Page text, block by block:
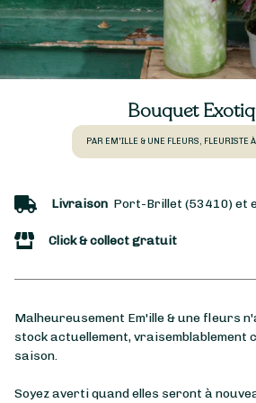
Bouquet
PAR EM'ILLE & UNE FLEURS, FLEURISTE
Livraison Port-Brillet (53410) et
Click & collect gratuit
Malheureusement Em'ille & une fleurs
stock actuellement, vraisemblablement
saison.
Soyez averti quand elles seront à